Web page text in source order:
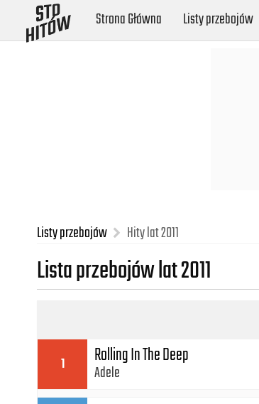
Strona Główna Listy przebojów
Listy przebojów Hity lat 2011
Lista przebojów lat 2011
1 Rolling In The Deep
Adele